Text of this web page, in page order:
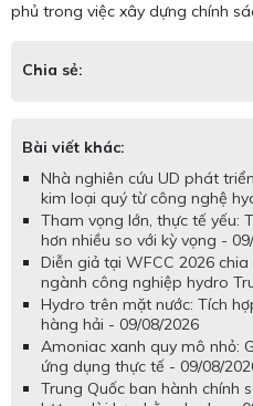
phủ trong việc xây dựng chính
Chia sẻ:
Bài viết khác:
Nhà nghiên cứu UD phát
kim loại quý từ công nghệ
Tham vọng lớn, thực tế yếu:
hơn nhiều so với kỳ vọng -
Diễn giả tại WFCC 2026
ngành công nghiệp hydro
Hydro trên mặt nước: Tích
hàng hải - 09/08/2026
Amoniac xanh quy mô nhỏ:
ứng dụng thực tế - 09/08/
Trung Quốc ban hành chính